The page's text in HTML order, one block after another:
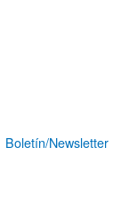
Boletín/Newsletter